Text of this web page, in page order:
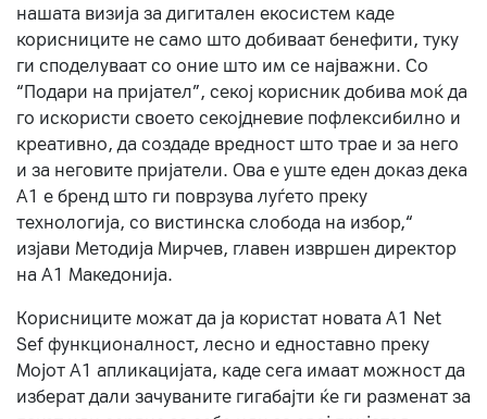
нашата визија за дигитален екосистем каде
корисниците не само што добиваат бенефити, туку
ги споделуваат со оние што им се најважни. Со
“Подари на пријател”, секој корисник добива моќ да
го искористи своето секојдневие пофлексибилно и
креативно, да создаде вредност што трае и за него
и за неговите пријатели. Ова е уште еден доказ дека
А1 е бренд што ги поврзува луѓето преку
технологија, со вистинска слобода на избор,“
изјави Методија Мирчев, главен извршен директор
на А1 Македонија.
Корисниците можат да ја користат новата А1 Net
Sef функционалност, лесно и едноставно преку
Мојот А1 апликацијата, каде сега имаат можност да
изберат дали зачуваните гигабајти ќе ги разменат за